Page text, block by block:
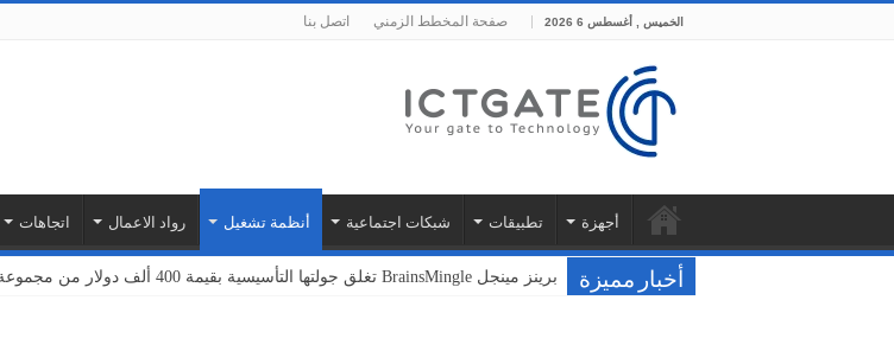
الخميس , أغسطس 6 2026 صفحة المخطط الزمني اتصل بنا
أجهزة تطبيقات شبكات اجتماعية أنظمة تشغيل رواد الاعمال اتجاهات
أخبار مميزة برينز مينجل BrainsMingle تغلق جولتها التأسيسية بقيمة 400 ألف دولار من مجموعة بشرسوفت
فودافون ونوكيا تختبران سحابة أمازون ويب سيرفيسز لتوسيع نطاق خدمات إنترنت